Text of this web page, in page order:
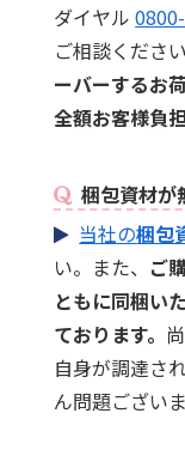
ダイヤル
ご相談ください
ーバーするお
全額お客様負
梱包資材が
当社の梱包
い。また、 ご
ともに同梱い
ております。
自身が調達さ
ん問題ござい